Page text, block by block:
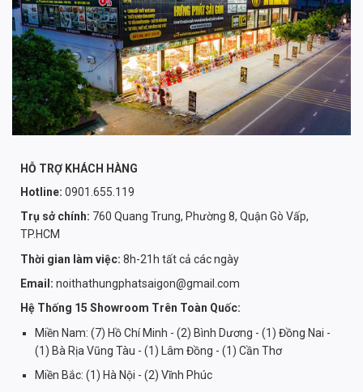
HỖ TRỢ KHÁCH HÀNG
Hotline: 0901.655.119
Trụ sở chính: 760 Quang Trung, Phường 8, Quận Gò Vấp,
TP.HCM
Thời gian làm việc: 8h-21h tất cả các ngày
Email: noithathungphatsaigon@gmail.com
Hệ Thống 15 Showroom Trên Toàn Quốc:
Miền Nam: (7) Hồ Chí Minh - (2) Bình Dương - (1) Đồng Nai -
(1) Bà Rịa Vũng Tàu - (1) Lâm Đồng - (1) Cần Thơ
Miền Bắc: (1) Hà Nội - (2) Vĩnh Phúc